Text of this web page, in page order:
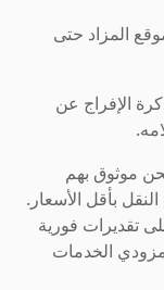
المزاد حتى
الإفراج عن
موثوق بهم
بأقل الأسعار.
تقديرات فورية
الخدمات